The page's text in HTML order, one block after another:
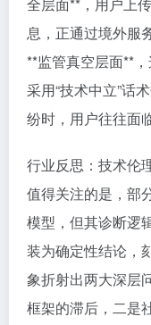
息，正通过境外服
**监管真空层面**
采用“技术中立”话
纷时，用户往往面
行业反思：技术伦
值得关注的是，部
模型，但其诊断
装为确定性结论，
象折射出两大深层
框架的滞后，二是